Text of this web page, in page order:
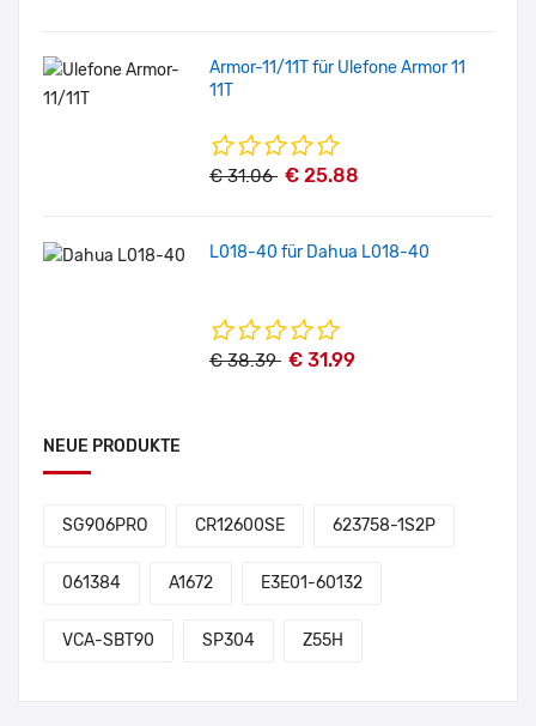
Armor-11/11T für Ulefone Armor 11
11T
€ 31.06 € 25.88
L018-40 für Dahua L018-40
€ 38.39 € 31.99
NEUE PRODUKTE
SG906PRO CR12600SE 623758-1S2P
061384 A1672 E3E01-60132
VCA-SBT90 SP304 Z55H